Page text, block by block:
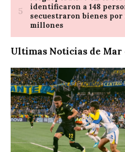
Ultimas Noticias de Mar